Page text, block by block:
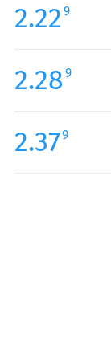
Samstag:
Sonntag:
2.22 9
2.28 9
2.379